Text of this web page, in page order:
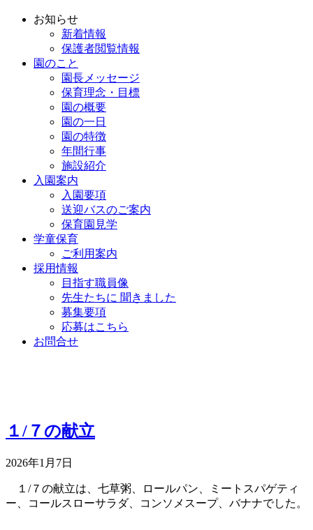
お知らせ
新着情報
保護者閲覧情報
園のこと
園長メッセージ
保育理念・目標
園の概要
園の一日
園の特徴
年間行事
施設紹介
入園案内
入園要項
送迎バスのご案内
保育園見学
学童保育
ご利用案内
採用情報
目指す職員像
先生たちに 聞きました
募集要項
応募はこちら
お問合せ
１/７の献立
2026年1月7日
１/７の献立は、七草粥、ロールパン、ミートスパゲティ
ー、コールスローサラダ、コンソメスープ、バナナでした。